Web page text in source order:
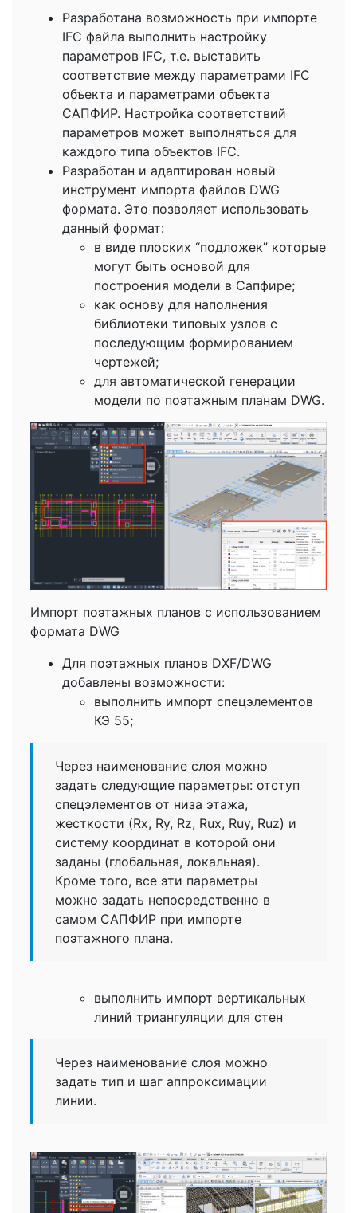
Разработана возможность при импорте
IFC файла выполнить настройку
параметров IFC, т.е. выставить
соответствие между параметрами IFC
объекта и параметрами объекта
САПФИР. Настройка соответствий
параметров может выполняться для
каждого типа объектов IFC.
Разработан и адаптирован новый
инструмент импорта файлов DWG
формата. Это позволяет использовать
данный формат:
в виде плоских “подложек” которые
могут быть основой для
построения модели в Сапфире;
как основу для наполнения
библиотеки типовых узлов с
последующим формированием
чертежей;
для автоматической генерации
модели по поэтажным планам DWG.
Импорт поэтажных планов с использованием
формата DWG
Для поэтажных планов DXF/DWG
добавлены возможности:
выполнить импорт спецэлементов
КЭ 55;
Через наименование слоя можно
задать следующие параметры: отступ
спецэлементов от низа этажа,
жесткости (Rx, Ry, Rz, Rux, Ruy, Ruz) и
систему координат в которой они
заданы (глобальная, локальная).
Кроме того, все эти параметры
можно задать непосредственно в
самом САПФИР при импорте
поэтажного плана.
выполнить импорт вертикальных
линий триангуляции для стен
Через наименование слоя можно
задать тип и шаг аппроксимации
линии.